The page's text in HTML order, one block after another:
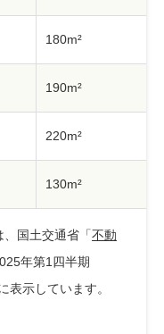
180m²
190m²
220m²
130m²
国土交通省「不動
年第1四半期
表示しています。